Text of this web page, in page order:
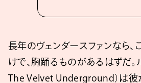
長年のヴェンダースファンなら、
けで、胸踊るものがあるはずだ。
The Velvet Underground）は彼